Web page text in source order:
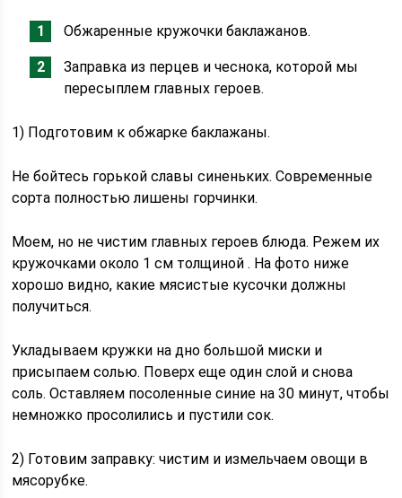
Обжаренные кружочки баклажанов.
Заправка из перцев и чеснока, которой мы
пересыплем главных героев.
1) Подготовим к обжарке баклажаны.
Не бойтесь горькой славы синеньких. Современные
сорта полностью лишены горчинки.
Моем, но не чистим главных героев блюда. Режем их
кружочками около 1 см толщиной . На фото ниже
хорошо видно, какие мясистые кусочки должны
получиться.
Укладываем кружки на дно большой миски и
присыпаем солью. Поверх еще один слой и снова
соль. Оставляем посоленные синие на 30 минут, чтобы
немножко просолились и пустили сок.
2) Готовим заправку: чистим и измельчаем овощи в
мясорубке.